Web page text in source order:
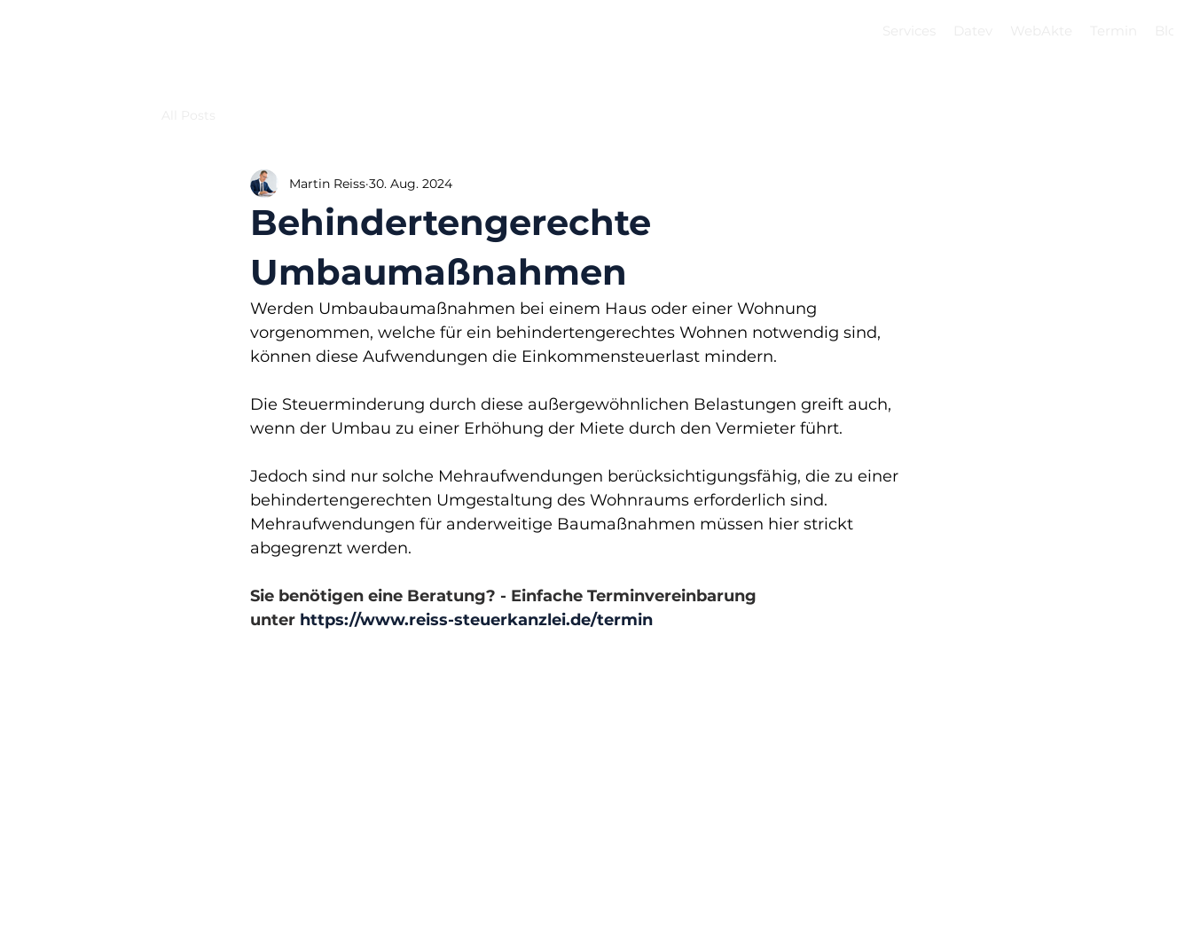
Behindertengerechte
Umbaumaßnahmen
Martin Reiss 30. Aug. 2024
Werden Umbaubaumaßnahmen bei einem Haus oder einer Wohnung
vorgenommen, welche für ein behindertengerechtes Wohnen notwendig sind,
können diese Aufwendungen die Einkommensteuerlast mindern.
Die Steuerminderung durch diese außergewöhnlichen Belastungen greift auch,
wenn der Umbau zu einer Erhöhung der Miete durch den Vermieter führt.
Jedoch sind nur solche Mehraufwendungen berücksichtigungsfähig, die zu einer
behindertengerechten Umgestaltung des Wohnraums erforderlich sind.
Mehraufwendungen für anderweitige Baumaßnahmen müssen hier strickt
abgegrenzt werden.
Sie benötigen eine Beratung? - Einfache Terminvereinbarung
unter https://www.reiss-steuerkanzlei.de/termin